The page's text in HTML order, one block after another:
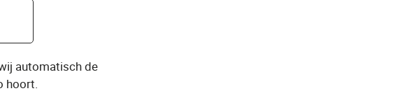
automatisch de
hoort.